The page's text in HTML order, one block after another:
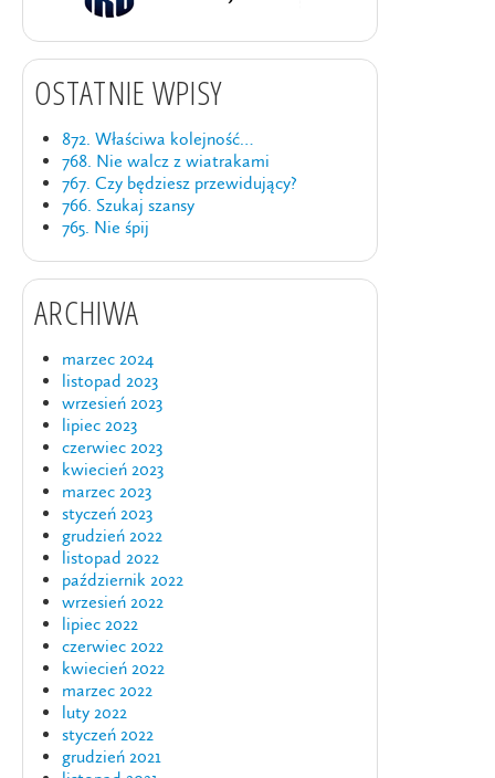
OSTATNIE WPISY
872. Właściwa kolejność…
768. Nie walcz z wiatrakami
767. Czy będziesz przewidujący?
766. Szukaj szansy
765. Nie śpij
ARCHIWA
marzec 2024
listopad 2023
wrzesień 2023
lipiec 2023
czerwiec 2023
kwiecień 2023
marzec 2023
styczeń 2023
grudzień 2022
listopad 2022
październik 2022
wrzesień 2022
lipiec 2022
czerwiec 2022
kwiecień 2022
marzec 2022
luty 2022
styczeń 2022
grudzień 2021